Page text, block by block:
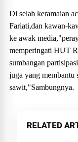
Di selah keramaian
Fariati,dan kawan-
ke awak
memperingati HUT
sumbangan
juga yang membantu
sawit,"Sambungnya.
RELATED